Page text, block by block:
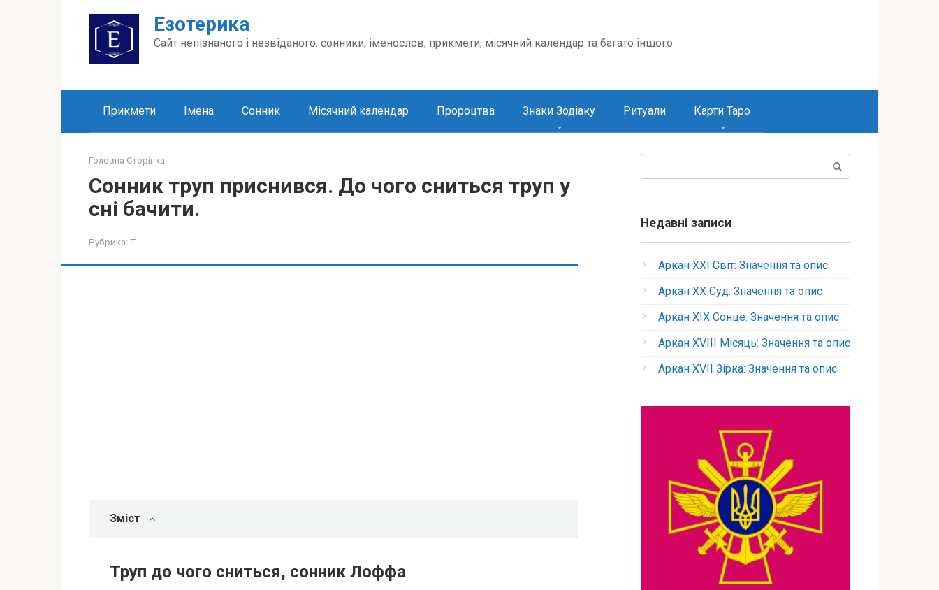
Езотерика
Сайт непізнаного і незвіданого: сонники, іменослов, прикмети, місячний календар та багато іншого
Прикмети Імена Сонник Місячний календар Пророцтва Знаки Зодіаку Ритуали Карти Таро
Головна Сторінка
Сонник труп приснився. До чого сниться труп у
сні бачити.
Рубрика: Т
Зміст
Труп до чого сниться, сонник Лоффа
Недавні записи
Аркан XXI Світ: Значення та опис
Аркан XX Суд: Значення та опис
Аркан XIX Сонце: Значення та опис
Аркан XVIII Місяць: Значення та опис
Аркан XVII Зірка: Значення та опис